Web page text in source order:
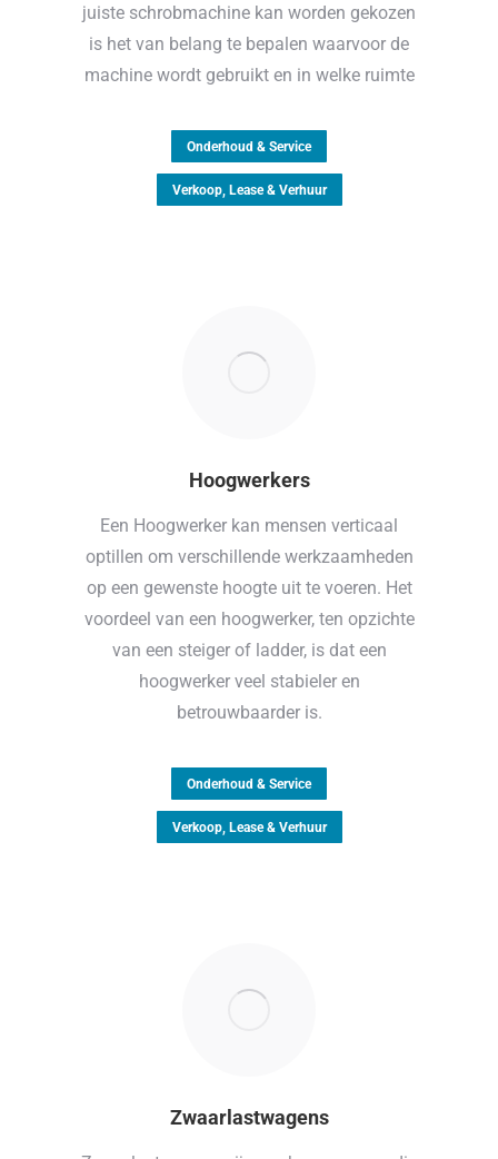
juiste schrobmachine kan worden gekozen
is het van belang te bepalen waarvoor de
machine wordt gebruikt en in welke ruimte
Onderhoud & Service
Verkoop, Lease & Verhuur
Hoogwerkers
Een Hoogwerker kan mensen verticaal
optillen om verschillende werkzaamheden
op een gewenste hoogte uit te voeren. Het
voordeel van een hoogwerker, ten opzichte
van een steiger of ladder, is dat een
hoogwerker veel stabieler en
betrouwbaarder is.
Onderhoud & Service
Verkoop, Lease & Verhuur
Zwaarlastwagens